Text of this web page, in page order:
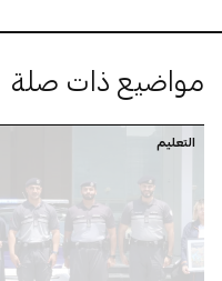
مواضيع ذات صلة
التعليم